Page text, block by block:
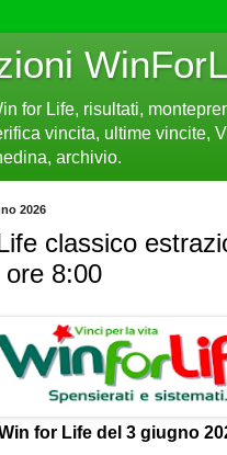
for Life, risultati,
vincita, ultime vincite,
archivio.
2026
classico
ore 8:00
for Life del 3 giugno